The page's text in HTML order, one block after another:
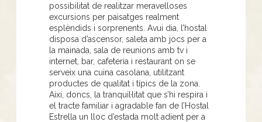
possibilitat de realitzar meravelloses
excursions per paisatges realment
esplèndids i sorprenents. Avui dia, l’hostal
disposa d’ascensor, saleta amb jocs per a
la mainada, sala de reunions amb tv i
internet, bar, cafeteria i restaurant on se
serveix una cuina casolana, utilitzant
productes de qualitat i típics de la zona.
Així, doncs, la tranquil·litat que s’hi respira i
el tracte familiar i agradable fan de l’Hostal
Estrella un lloc d’estada molt adient per a